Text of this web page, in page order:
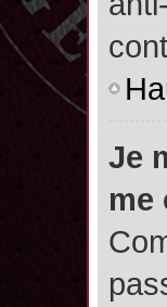
Je
me